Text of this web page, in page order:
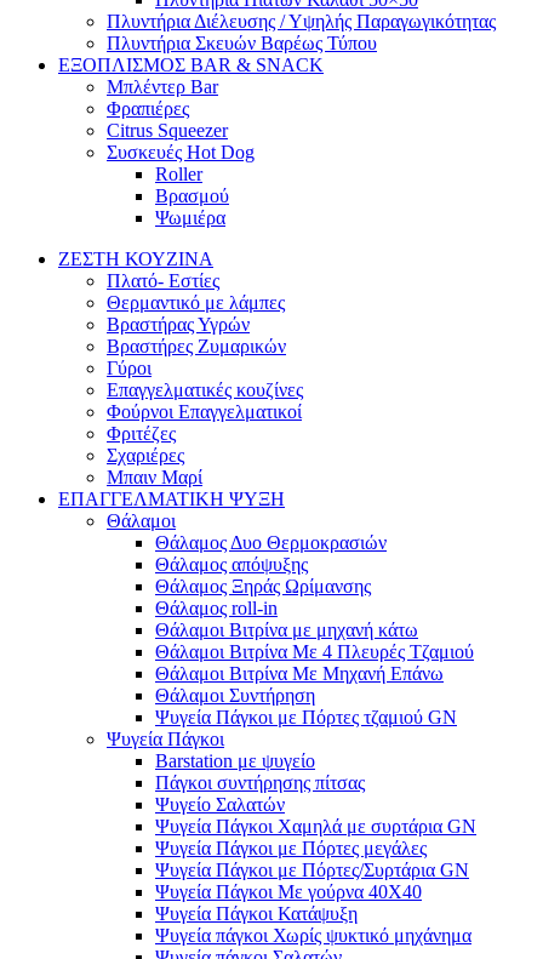
Πλυντήρια Διέλευσης / Υψηλής Παραγωγικότητας
Πλυντήρια Σκευών Βαρέως Τύπου
ΕΞΟΠΛΙΣΜΟΣ BAR & SNACK
Μπλέντερ Bar
Φραπιέρες
Citrus Squeezer
Συσκευές Hot Dog
Roller
Βρασμού
Ψωμιέρα
ΖΕΣΤΗ ΚΟΥΖΙΝΑ
Πλατό- Εστίες
Θερμαντικό με λάμπες
Βραστήρας Υγρών
Βραστήρες Ζυμαρικών
Γύροι
Επαγγελματικές κουζίνες
Φούρνοι Επαγγελματικοί
Φριτέζες
Σχαριέρες
Μπαιν Μαρί
ΕΠΑΓΓΕΛΜΑΤΙΚΗ ΨΥΞΗ
Θάλαμοι
Θάλαμος Δυο Θερμοκρασιών
Θάλαμος απόψυξης
Θάλαμος Ξηράς Ωρίμανσης
Θάλαμος roll-in
Θάλαμοι Βιτρίνα με μηχανή κάτω
Θάλαμοι Βιτρίνα Με 4 Πλευρές Τζαμιού
Θάλαμοι Βιτρίνα Με Μηχανή Επάνω
Θάλαμοι Συντήρηση
Ψυγεία Πάγκοι με Πόρτες τζαμιού GN
Ψυγεία Πάγκοι
Barstation με ψυγείο
Πάγκοι συντήρησης πίτσας
Ψυγείο Σαλατών
Ψυγεία Πάγκοι Χαμηλά με συρτάρια GN
Ψυγεία Πάγκοι με Πόρτες μεγάλες
Ψυγεία Πάγκοι με Πόρτες/Συρτάρια GN
Ψυγεία Πάγκοι Με γούρνα 40Χ40
Ψυγεία Πάγκοι Κατάψυξη
Ψυγεία πάγκοι Χωρίς ψυκτικό μηχάνημα